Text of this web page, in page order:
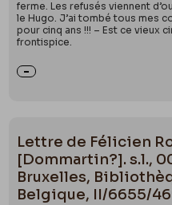
ferme. Les refusés viennent
le Hugo. J’ai tombé tous mes
pour cinq ans !!! – Est ce vieux
frontispice.
Lettre de Félicien
[Dommartin?]. s.l.,
Bruxelles,
Belgique, II/6655/